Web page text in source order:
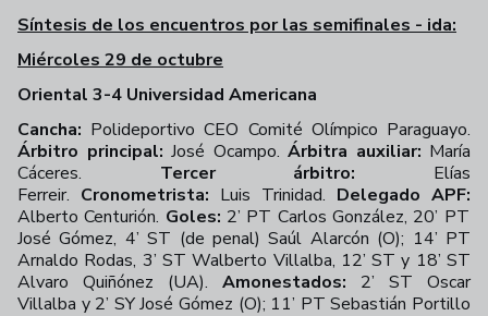
Síntesis de los encuentros por las semifinales - ida:
Miércoles 29 de octubre
Oriental 3-4 Universidad Americana
Cancha: Polideportivo CEO Comité Olímpico Paraguayo.
Árbitro principal: José Ocampo. Árbitra auxiliar: María
Cáceres. Tercer árbitro:
Elías
Ferreir. Cronometrista: Luis Trinidad. Delegado APF:
Alberto Centurión. Goles: 2’ PT Carlos González, 20’ PT
José Gómez, 4’ ST (de penal) Saúl Alarcón (O); 14’ PT
Arnaldo Rodas, 3’ ST Walberto Villalba, 12’ ST y 18’ ST
Alvaro Quiñónez (UA). Amonestados:
2’ ST Oscar
Villalba y 2’ SY José Gómez (O); 11’ PT Sebastián Portillo